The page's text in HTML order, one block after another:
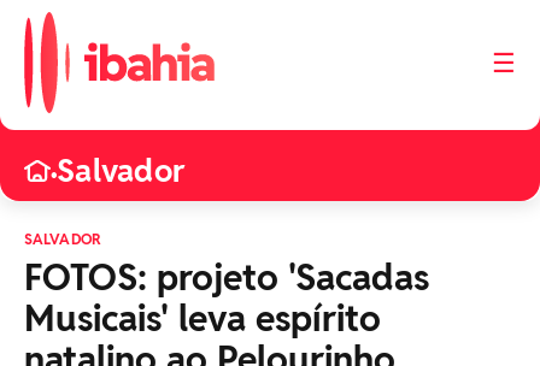
☰
•Salvador
SALVADOR
FOTOS: projeto 'Sacadas
Musicais' leva espírito